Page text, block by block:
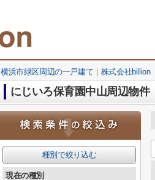
横浜市緑区周辺の一戸建て｜株式会社billion
にじいろ保育園中山周辺物件
種別で絞り込む
現在の種別